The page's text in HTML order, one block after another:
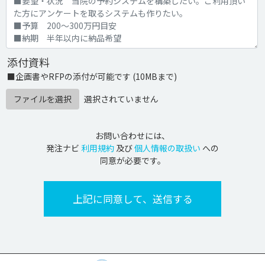
添付資料
■企画書やRFPの添付が可能です (10MBまで)
ファイルを選択
選択されていません
お問い合わせには、
発注ナビ 利用規約 及び個人情報の取扱い への
同意が必要です。